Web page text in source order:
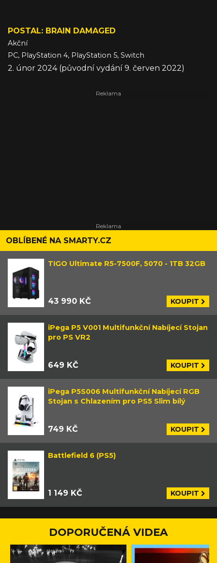
POSTAL: BRAIN DAMAGED
Akční
PC, PlayStation 4, PlayStation 5, Switch
2. únor 2024 (původní vydání 9. červen 2022)
OBLÍBENÉ NA SMARTY.CZ
TIGO Ultimate R5-7500F, 5070 - 1TB 32GB
43 990 KČ KOUPIT
iPega P5 V001 Multifunkční Nabíjecí Stojan
pro PS VR2
649 KČ KOUPIT
iPega P5S006 Multifunkční Nabíjecí RGB
Stojan s Chlazením pro PS5 Slim bílý
749 KČ KOUPIT
Battlefield 6 (PS5)
1 149 KČ KOUPIT
DOPORUČENÁ VIDEA